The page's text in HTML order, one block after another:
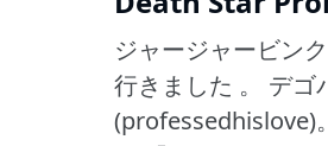
ジャージャービン
行きました 。
デゴ
(professedhislove)。